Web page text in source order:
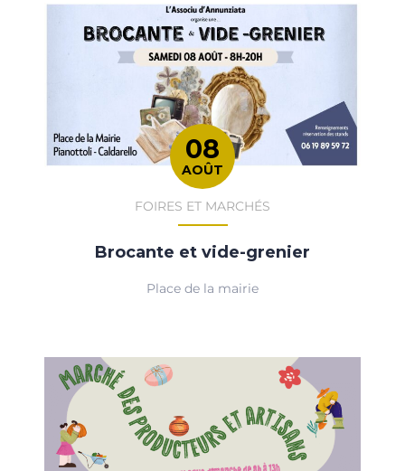
FOIRES ET MARCHÉS
Brocante et vide-grenier
08
AOÛT
Place de la mairie